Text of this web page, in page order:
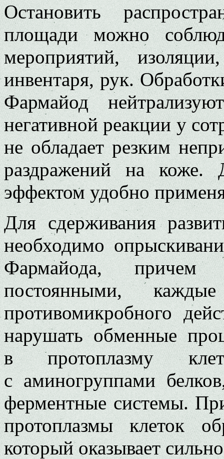
Остановить
площади можно
мероприятий,
инвентаря, рук.
Фармайод
негативной реакции у
не обладает резким
раздражений на
эффектом удобно
Для сдерживания
необходимо
Фармайода,
постоянными,
противомикробного
нарушать обменные
в протоплазму
с аминогруппами
ферментные системы.
протоплазмы клеток
который оказывает